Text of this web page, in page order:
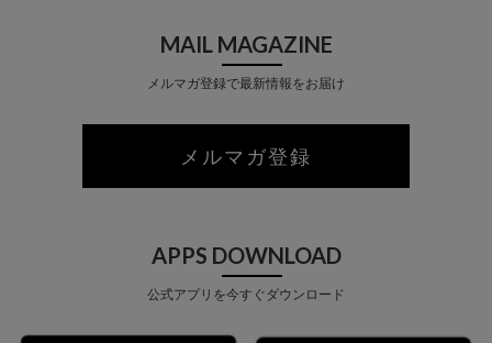
MAIL MAGAZINE
メルマガ登録で最新情報をお届け
メルマガ登録
APPS DOWNLOAD
公式アプリを今すぐダウンロード